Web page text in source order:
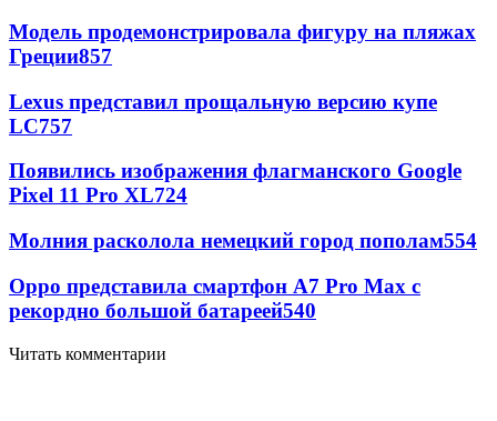
Модель продемонстрировала фигуру на пляжах
Греции857
Lexus представил прощальную версию купе
LC757
Появились изображения флагманского Google
Pixel 11 Pro XL724
Молния расколола немецкий город пополам554
Oppo представила смартфон A7 Pro Max с
рекордно большой батареей540
Читать комментарии